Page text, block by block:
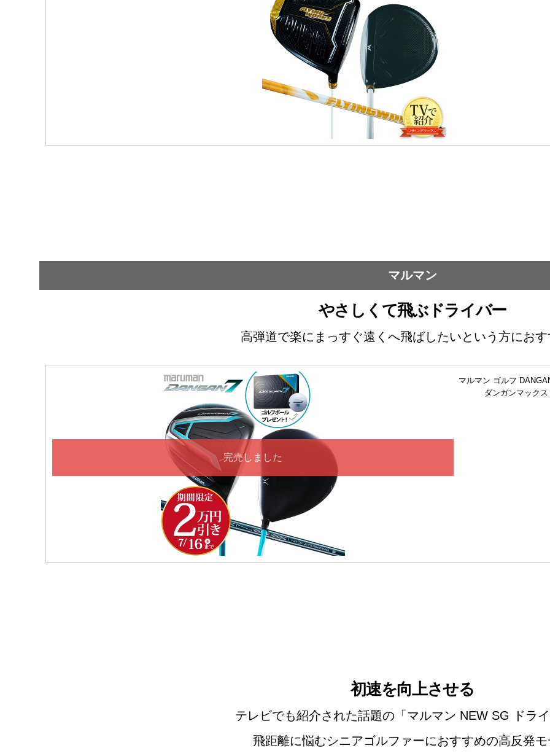
マルマン
やさしくて飛ぶドライバー
高弾道で楽にまっすぐ遠くへ飛ばしたいという方におす
完売しました
マルマン ゴルフ
ダンガンマック
初速を向上させる
テレビでも紹介された話題の「マルマン NEW SG ドライ
飛距離に悩むシニアゴルファーにおすすめの高反発